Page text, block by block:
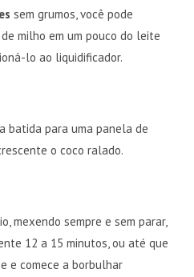
sem grumos, você pode
milho em um pouco do leite
lo ao liquidificador.
batida para uma panela de
o coco ralado.
mexendo sempre e sem parar,
12 a 15 minutos, ou até que
e comece a borbulhar